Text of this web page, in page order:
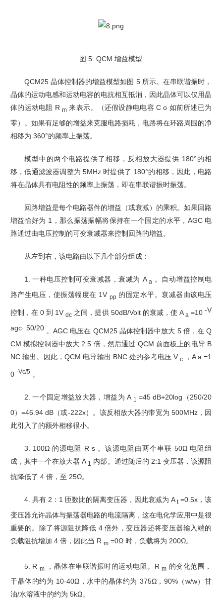
图 5. QCM 增益模型
QCM25 晶体控制器的增益模型如图 5 所示。在串联谐振时，
晶体的运动电感和运动电容的电抗相互抵消，因此晶体可以仅用晶
体的运动电阻 Rm 来表示。（还假设静电电容 C o 如前所述已为
零）。如果有足够的增益来克服电路损耗，电路将在环路周围的净
相移为 360°的频率上振荡。
模型中的两个电路提供了相移，反相放大器提供 180°的相
移，低通滤波器调整为 5MHz 时提供了 180°的相移，因此，电路
将在晶体具有电阻性的频率上振荡，即在串联谐振时振荡。
回路增益是每个电路器件的增益（或衰减）的乘积。如果回路
增益恰好为 1，那么振荡振幅将保持在一个固定的水平，AGC 电
路通过由电压控制的可变衰减器来控制回路的增益。
从左到右，该电路由以下几个部分组成：
1. 一种电压控制可变衰减器，衰减为 Aa 。自动增益控制电
路产生电压，使振荡幅度在 1V pp 的 固定水平。衰减器由该电压
控制，在 0 到 1Vdc 之间，提供 50dB/Volt 的衰减，使 Aa =10-V
agc· 50/20 。AGC 电压在 QCM25 晶体控制器中放大 5 倍，在 Q
CM 模拟控制器中放大 2.5 倍，然后通过 QCM 前面板上的电导 B
NC 输出。因此，QCM 电导输出 BNC 处的参考电压 V c ，A a =1
0 -Vc/5 。
2. 一个固定增益放大器，增益为 A 1
=45 dB+20log（250/20
0）=46.94 dB（或-222x）。该反相放大器的带宽为 500MHz，因
此引入了的额外相移很小。
3. 100Ω 的源电阻 R s 。该源电阻由两个串联 50Ω 电阻组
成，其中一个在放大器 A 1 内部。通过随后的 2:1 变压器，该源阻
抗降低了 4 倍，至 25Ω。
4. 具有 2：1 匝数比的隔离变压器，因此衰减为 At =0.5x，该
变压器允许晶体与振荡器电路的电流隔离，这在电化学应用中是很
重要的。除了将源阻抗降低 4 倍外，变压器还将变压器输入端的
负载阻抗增加 4 倍，因此当 R m =0Ω 时，负载将为 200Ω。
5. R m ，晶体在串联谐振时的运动电阻。Rm 的变化范围，
干晶体的约为 10-40Ω，水中的晶体约为 375Ω，90%（w/w）甘
油/水溶液中的约为 5kΩ。